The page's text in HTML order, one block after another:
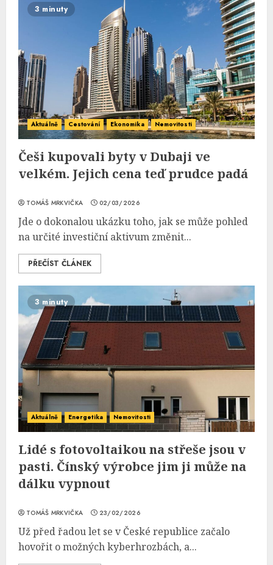
3 minuty
Aktuálně Cestování Ekonomika Nemovitosti
Češi kupovali byty v Dubaji ve
velkém. Jejich cena teď prudce padá
TOMÁŠ MRKVIČKA 02/03/2026
Jde o dokonalou ukázku toho, jak se může pohled
na určité investiční aktivum změnit...
PŘEČÍST ČLÁNEK
3 minuty
Aktuálně Energetika Nemovitosti
Lidé s fotovoltaikou na střeše jsou v
pasti. Čínský výrobce jim ji může na
dálku vypnout
TOMÁŠ MRKVIČKA 23/02/2026
Už před řadou let se v České republice začalo
hovořit o možných kyberhrozbách, a...